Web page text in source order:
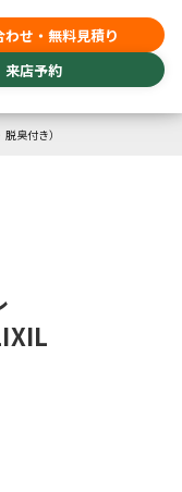
わせ・無料見積り
来店予約
臭付き）